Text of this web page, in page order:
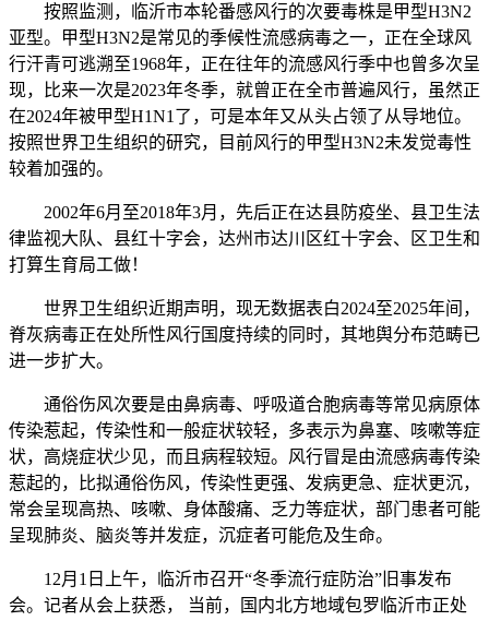
按照监测，临沂市本轮番感风行的次要毒株是甲型H3N2
亚型。甲型H3N2是常见的季候性流感病毒之一，正在全球风
行汗青可逃溯至1968年，正在往年的流感风行季中也曾多次呈
现，比来一次是2023年冬季，就曾正在全市普遍风行，虽然正
在2024年被甲型H1N1了，可是本年又从头占领了从导地位。
按照世界卫生组织的研究，目前风行的甲型H3N2未发觉毒性
较着加强的。
2002年6月至2018年3月，先后正在达县防疫坐、县卫生法
律监视大队、县红十字会，达州市达川区红十字会、区卫生和
打算生育局工做！
世界卫生组织近期声明，现无数据表白2024至2025年间，
脊灰病毒正在处所性风行国度持续的同时，其地舆分布范畴已
进一步扩大。
通俗伤风次要是由鼻病毒、呼吸道合胞病毒等常见病原体
传染惹起，传染性和一般症状较轻，多表示为鼻塞、咳嗽等症
状，高烧症状少见，而且病程较短。风行冒是由流感病毒传染
惹起的，比拟通俗伤风，传染性更强、发病更急、症状更沉，
常会呈现高热、咳嗽、身体酸痛、乏力等症状，部门患者可能
呈现肺炎、脑炎等并发症，沉症者可能危及生命。
12月1日上午，临沂市召开“冬季流行症防治”旧事发布
会。记者从会上获悉， 当前，国内北方地域包罗临沂市正处